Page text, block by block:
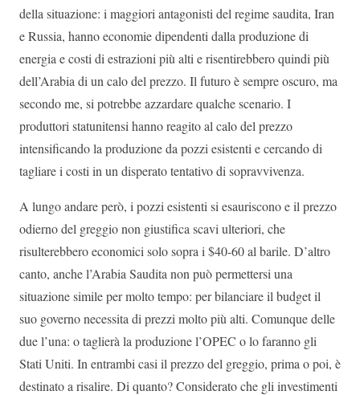
della situazione: i maggiori antagonisti del regime saudita, Iran
e Russia, hanno economie dipendenti dalla produzione di
energia e costi di estrazioni più alti e risentirebbero quindi più
dell’Arabia di un calo del prezzo. Il futuro è sempre oscuro, ma
secondo me, si potrebbe azzardare qualche scenario. I
produttori statunitensi hanno reagito al calo del prezzo
intensificando la produzione da pozzi esistenti e cercando di
tagliare i costi in un disperato tentativo di sopravvivenza.
A lungo andare però, i pozzi esistenti si esauriscono e il prezzo
odierno del greggio non giustifica scavi ulteriori, che
risulterebbero economici solo sopra i $40-60 al barile. D’altro
canto, anche l’Arabia Saudita non può permettersi una
situazione simile per molto tempo: per bilanciare il budget il
suo governo necessita di prezzi molto più alti. Comunque delle
due l’una: o taglierà la produzione l’OPEC o lo faranno gli
Stati Uniti. In entrambi casi il prezzo del greggio, prima o poi, è
destinato a risalire. Di quanto? Considerato che gli investimenti